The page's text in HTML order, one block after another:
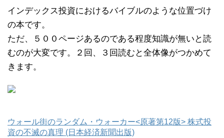
インデックス投資におけるバイブルのような位置づけ
の本です。
ただ、５００ページあるのである程度知識が無いと読
むのが大変です。２回、３回読むと全体像がつかめて
きます。
ウォール街のランダム・ウォーカー<原著第12版> 株式投
資の不滅の真理 (日本経済新聞出版)